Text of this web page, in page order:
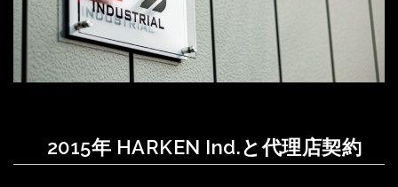
2015年 HARKEN Ind.と代理店契約